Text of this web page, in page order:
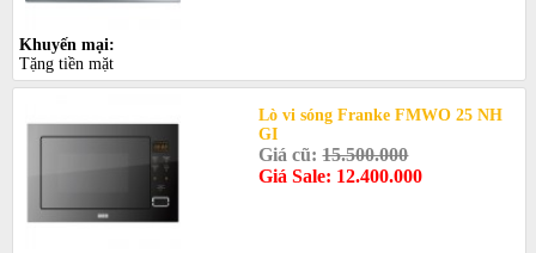
Khuyến mại:
Tặng tiền mặt
Lò vi sóng Franke FMWO 25 NH
GI
Giá cũ:15.500.000
Giá Sale: 12.400.000